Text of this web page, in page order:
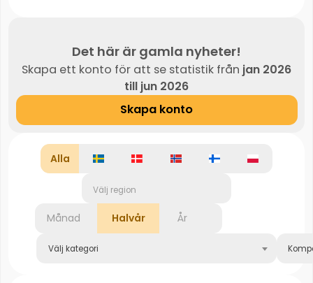
Det här är gamla nyheter!
Skapa ett konto för att se statistik från jan 2026
till jun 2026
Skapa konto
Alla
Välj region
Månad Halvår År
Välj kategori